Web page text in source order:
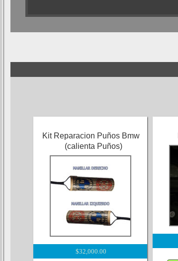
Kit Reparacion Puños Bmw
(calienta Puños)
$32,000.00